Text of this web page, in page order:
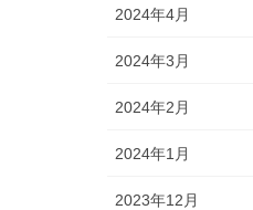
2024年4月
2024年3月
2024年2月
2024年1月
2023年12月